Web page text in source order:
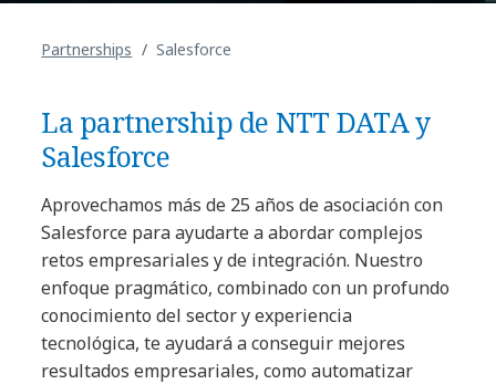
Partnerships Salesforce
La partnership de NTT DATA y
Salesforce
Aprovechamos más de 25 años de asociación con
Salesforce para ayudarte a abordar complejos
retos empresariales y de integración. Nuestro
enfoque pragmático, combinado con un profundo
conocimiento del sector y experiencia
tecnológica, te ayudará a conseguir mejores
resultados empresariales, como automatizar